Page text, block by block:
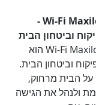
פעמון Wi-Fi Maxilock Pro 5mp -
וביטחון הבית
הפעמון Wi-Fi Maxilock Pro 5mp הוא
וביטחון הבית.
הבית מרחוק,
ולנהל את הגישה